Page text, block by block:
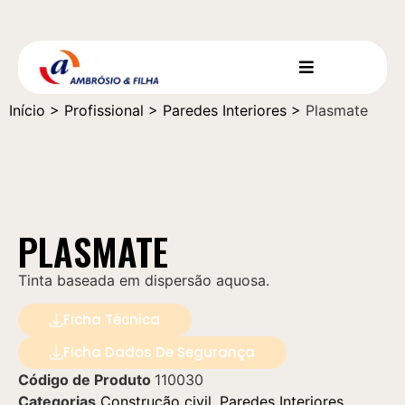
Início > Profissional > Paredes Interiores > Plasmate
PLASMATE
Tinta baseada em dispersão aquosa.
Ficha Técnica
Ficha Dados De Segurança
Código de Produto 110030
Categorias Construção civil Paredes Interiores